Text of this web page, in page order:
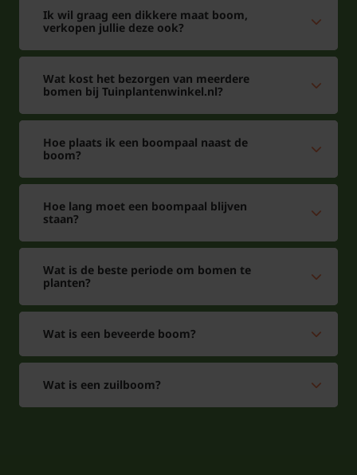
Veelgestelde vragen over
Dakplataan Platanus hispanica
Hoeveel ruimte heeft een dakplataan
nodig?
Het is een stevige groeier, daarom adviseren wij de
dakplataan bv. 200 tot 300 cm uit elkaar aan te
planten.
Hoe snel groeit een dakplataan?
Een dakplataan is een snelle groeier. De boom kan
wel 30 tot 60 centimeter per jaar groeien. Dit
betekent dat je in een relatief korte tijd kunt
Ik wil graag een dikkere maat boom,
verkopen jullie deze ook?
Wat kost het bezorgen van meerdere
bomen bij Tuinplantenwinkel.nl?
Hoe plaats ik een boompaal naast de
boom?
Hoe lang moet een boompaal blijven
staan?
Wat is de beste periode om bomen te
planten?
Wat is een beveerde boom?
Wat is een zuilboom?